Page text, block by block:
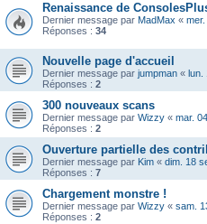
Renaissance de
Dernier message par MadMax «
Réponses : 34
Nouvelle page d'accueil
Dernier message par jumpman « lun.
Réponses : 2
300 nouveaux scans
Dernier message par Wizzy « mar.
Réponses : 2
Ouverture partielle des
Dernier message par Kim « dim. 18
Réponses : 7
Chargement monstre !
Dernier message par Wizzy « sam.
Réponses : 2